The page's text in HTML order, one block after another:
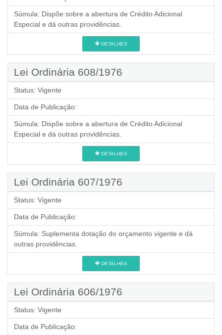
Súmula: Dispõe sobre a abertura de Crédito Adicional
Especial e dá outras providências.
DETALHES
Lei Ordinária 608/1976
Status: Vigente
Data de Publicação:
Súmula: Dispõe sobre a abertura de Crédito Adicional
Especial e dá outras providências.
DETALHES
Lei Ordinária 607/1976
Status: Vigente
Data de Publicação:
Súmula: Suplementa dotação do orçamento vigente e dá
outras providências.
DETALHES
Lei Ordinária 606/1976
Status: Vigente
Data de Publicação: